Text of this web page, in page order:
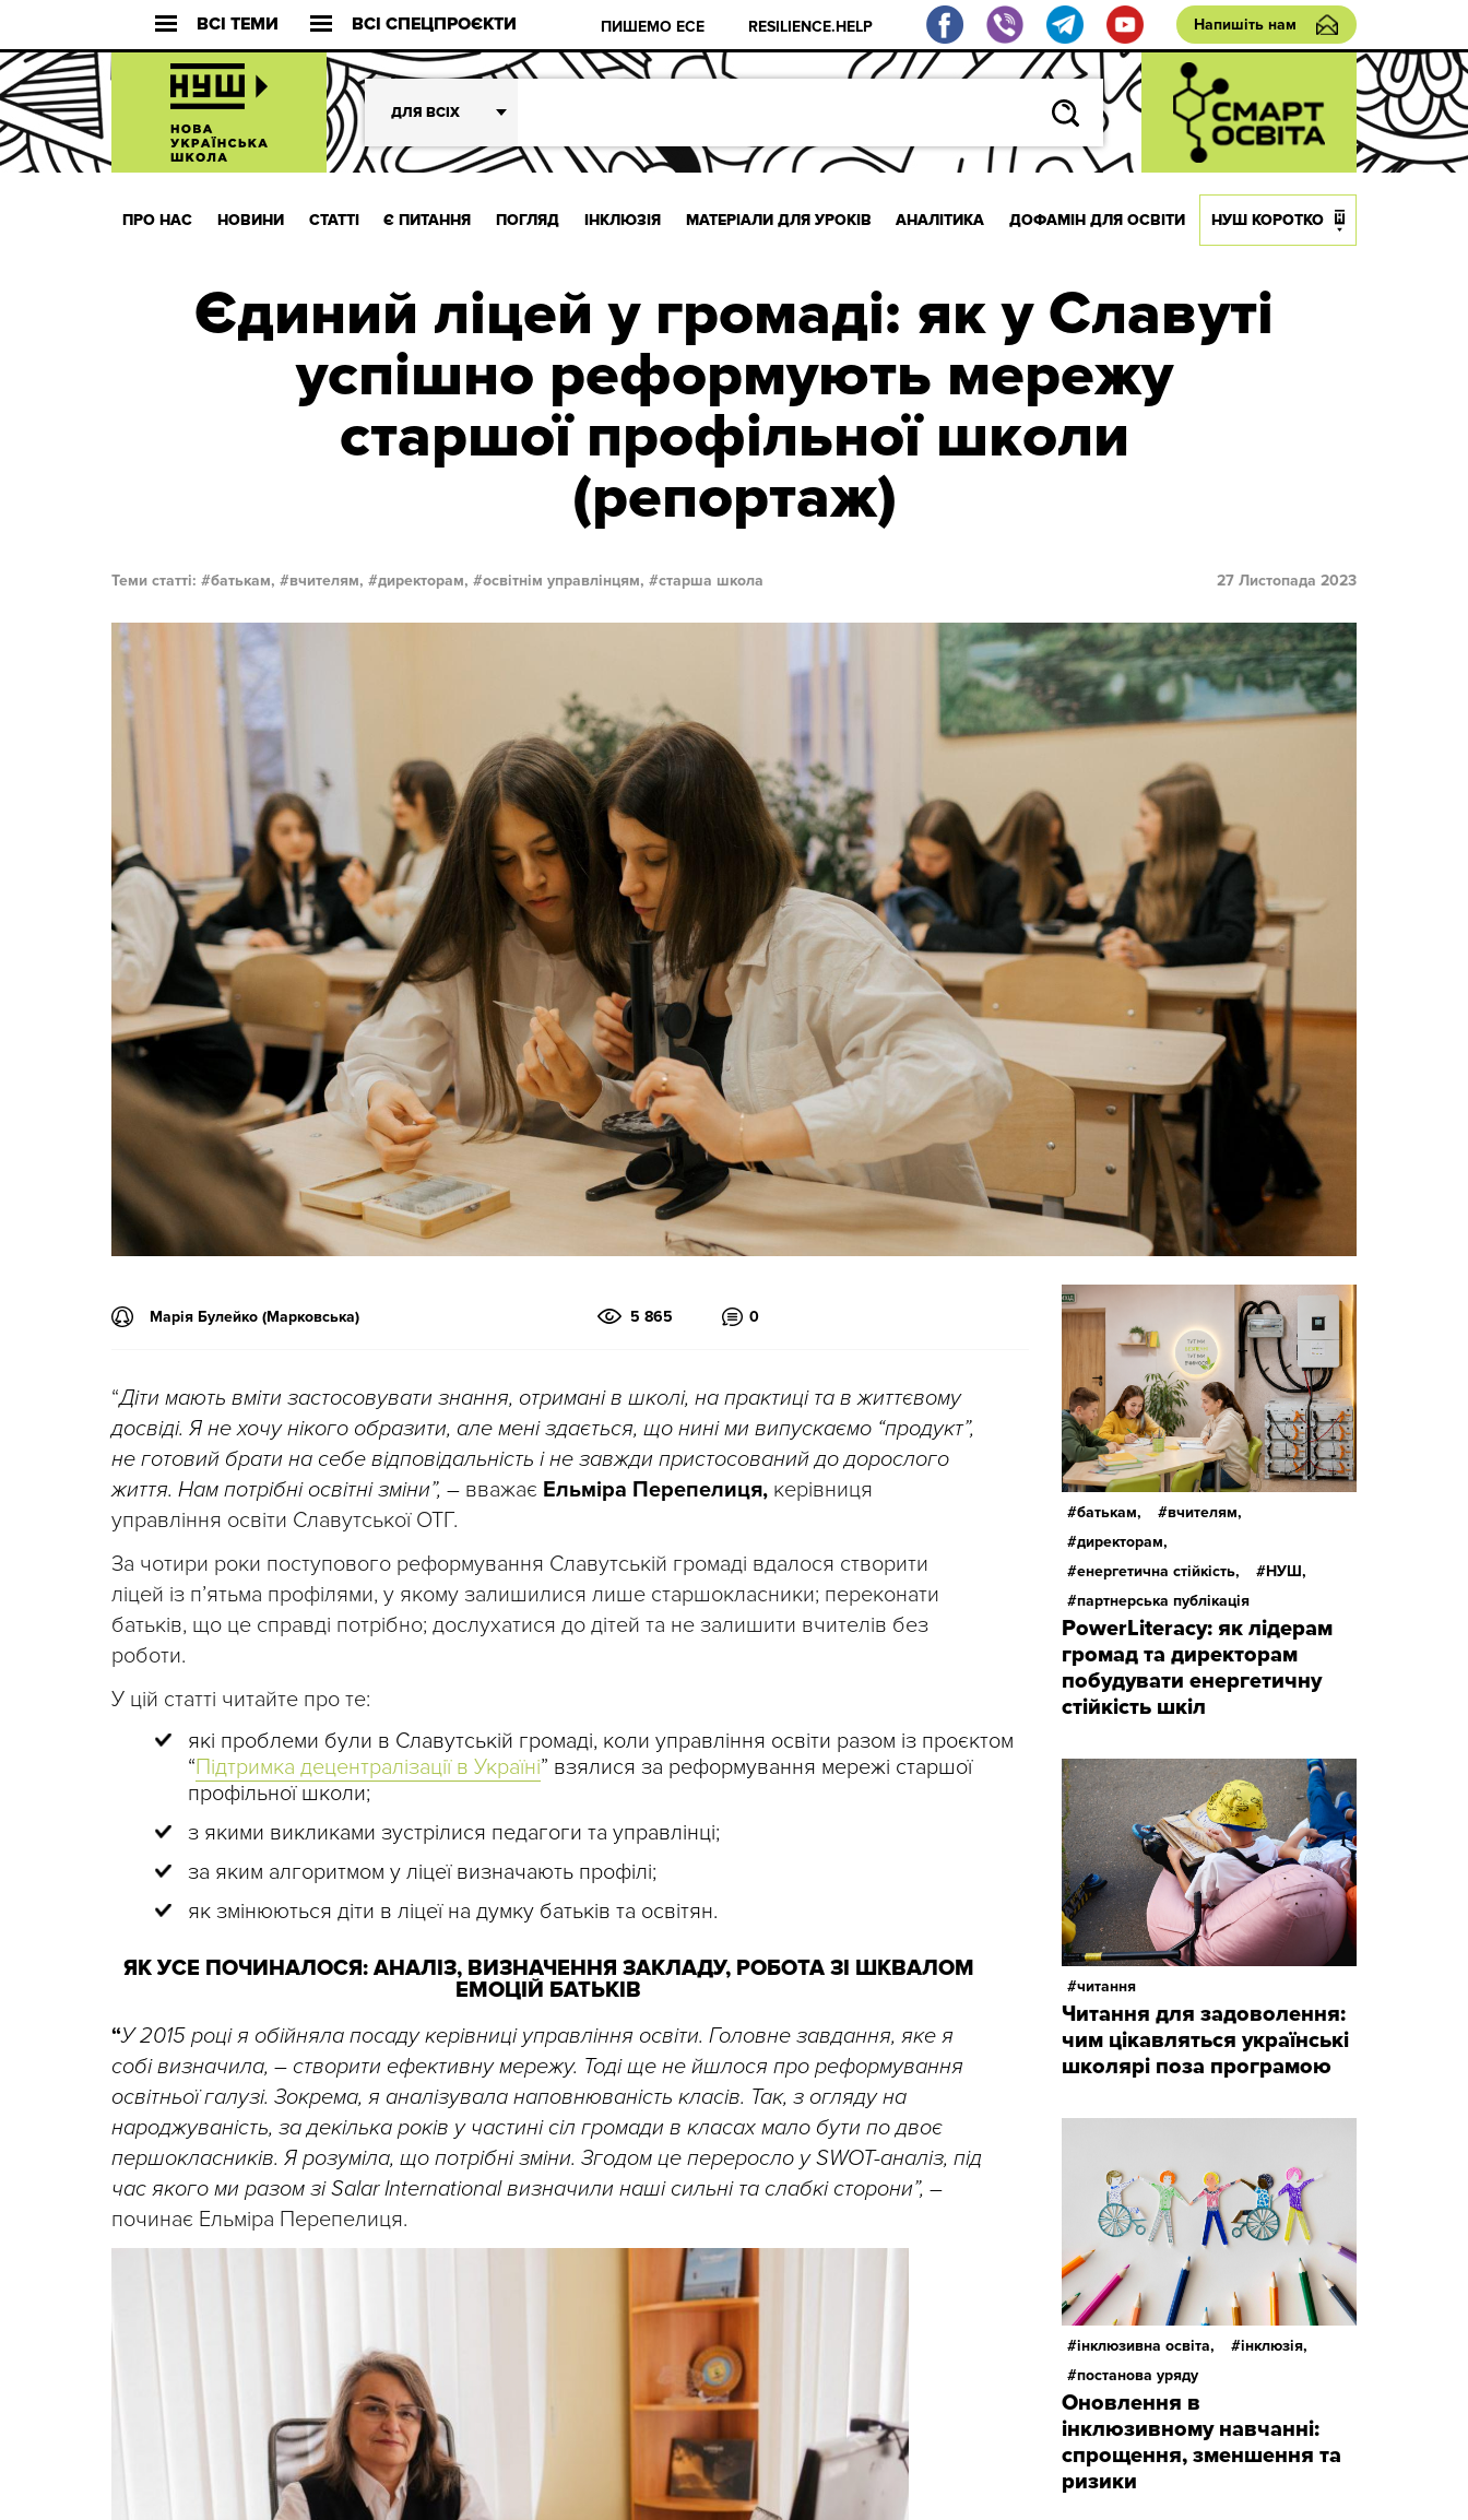
ВСІ ТЕМИ ВСІ СПЕЦПРОЄКТИ ПИШЕМО ЕСЕ RESILIENCE.HELP Напишіть нам
ДЛЯ ВСІХ
ПРО НАС НОВИНИ СТАТТІ Є ПИТАННЯ ПОГЛЯД ІНКЛЮЗІЯ МАТЕРІАЛИ ДЛЯ УРОКІВ АНАЛІТИКА ДОФАМІН ДЛЯ ОСВІТИ НУШ КОРОТКО
Єдиний ліцей у громаді: як у Славуті
успішно реформують мережу
старшої профільної школи
(репортаж)
Теми статті: батькам, вчителям, директорам, освітнім управлінцям, старша школа 27 Листопада 2023
Марія Булейко (Марковська) 5 865 0
“Діти мають вміти застосовувати знання, отримані в школі, на практиці та в життєвому
досвіді. Я не хочу нікого образити, але мені здається, що нині ми випускаємо “продукт”,
не готовий брати на себе відповідальність і не завжди пристосований до дорослого
життя. Нам потрібні освітні зміни”, – вважає Ельміра Перепелиця, керівниця
управління освіти Славутської ОТГ.
За чотири роки поступового реформування Славутській громаді вдалося створити
ліцей із п’ятьма профілями, у якому залишилися лише старшокласники; переконати
батьків, що це справді потрібно; дослухатися до дітей та не залишити вчителів без
роботи.
У цій статті читайте про те:
які проблеми були в Славутській громаді, коли управління освіти разом із проєктом
“Підтримка децентралізації в Україні” взялися за реформування мережі старшої
профільної школи;
з якими викликами зустрілися педагоги та управлінці;
за яким алгоритмом у ліцеї визначають профілі;
як змінюються діти в ліцеї на думку батьків та освітян.
ЯК УСЕ ПОЧИНАЛОСЯ: АНАЛІЗ, ВИЗНАЧЕННЯ ЗАКЛАДУ, РОБОТА ЗІ ШКВАЛОМ
ЕМОЦІЙ БАТЬКІВ
“У 2015 році я обійняла посаду керівниці управління освіти. Головне завдання, яке я
собі визначила, – створити ефективну мережу. Тоді ще не йшлося про реформування
освітньої галузі. Зокрема, я аналізувала наповнюваність класів. Так, з огляду на
народжуваність, за декілька років у частині сіл громади в класах мало бути по двоє
першокласників. Я розуміла, що потрібні зміни. Згодом це переросло у SWOT-аналіз, під
час якого ми разом зі Salar International визначили наші сильні та слабкі сторони”, –
починає Ельміра Перепелиця.
батькам,
вчителям,
директорам,
енергетична стійкість,
НУШ,
партнерська публікація
PowerLiteracy: як лідерам
громад та директорам
побудувати енергетичну
стійкість шкіл
читання
Читання для задоволення:
чим цікавляться українські
школярі поза програмою
інклюзивна освіта,
інклюзія,
постанова уряду
Оновлення в
інклюзивному навчанні:
спрощення, зменшення та
ризики